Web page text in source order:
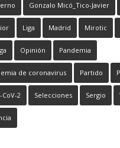
Gonzalo Micó_Tico-Javier
Liga Madrid Mirotic
Opinión Pandemia
de coronavirus Partido
CoV-2 Selecciones Sergio